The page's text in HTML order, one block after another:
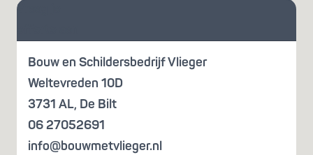
Vraag je
Bouw en Schildersbedrijf Vlieger
Weltevreden 10D
3731 AL, De Bilt
06 27052691
info@bouwmetvlieger.nl